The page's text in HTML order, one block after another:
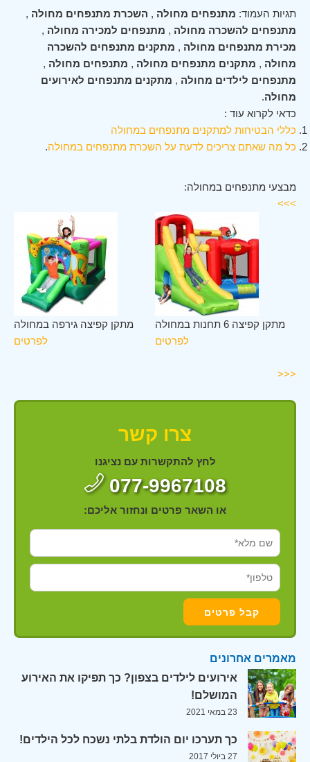
תגיות העמוד: מתנפחים מחולה , השכרת מתנפחים מחולה ,
מתנפחים להשכרה מחולה , מתנפחים למכירה מחולה ,
מכירת מתנפחים מחולה , מתקנים מתנפחים להשכרה
מחולה , מתקנים מתנפחים מחולה , מתנפחים מחולה ,
מתנפחים לילדים מחולה , מתקנים מתנפחים לאירועים
מחולה.
כדאי לקרוא עוד :
כללי הבטיחות למתקנים מתנפחים במחולה
כל מה שאתם צריכים לדעת על השכרת מתנפחים במחולה.
מבצעי מתנפחים במחולה:
>>>
מתקן קפיצה גירפה במחולה
לפרטים
מתקן קפיצה 6 תחנות במחולה
לפרטים
<<<
צרו קשר
לחץ להתקשרות עם נציגנו
077-9967108
או השאר פרטים ונחזור אליכם:
מאמרים אחרונים
אירועים לילדים בצפון? כך תפיקו את האירוע
המושלם!
23 במאי 2021
כך תערכו יום הולדת בלתי נשכח לכל הילדים!
27 ביולי 2017